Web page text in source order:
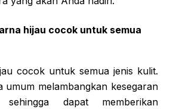
hijau cocok untuk semua
cocok untuk semua jenis kulit.
umum melambangkan kesegaran
dapat memberikan